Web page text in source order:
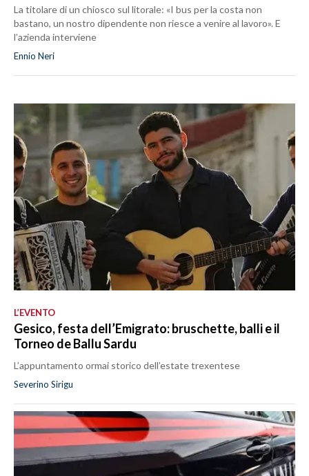
La titolare di un chiosco sul litorale: «I bus per la costa non
bastano, un nostro dipendente non riesce a venire al lavoro». E
l’azienda interviene
Ennio Neri
L’EVENTO
Gesico, festa dell’Emigrato: bruschette, balli e il
Torneo de Ballu Sardu
L’appuntamento ormai storico dell’estate trexentese
Severino Sirigu